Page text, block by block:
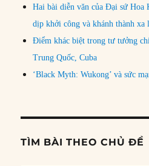
Hai bài diễn văn của Đại sứ
dịp khởi công và khánh thành xa
Điểm khác biệt trong tư tưởng
Trung Quốc, Cuba
‘Black Myth: Wukong’ và sức
TÌM BÀI THEO CHỦ ĐỀ